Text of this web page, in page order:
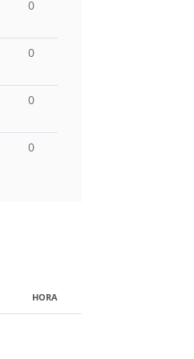
0
0
0
0
HORA